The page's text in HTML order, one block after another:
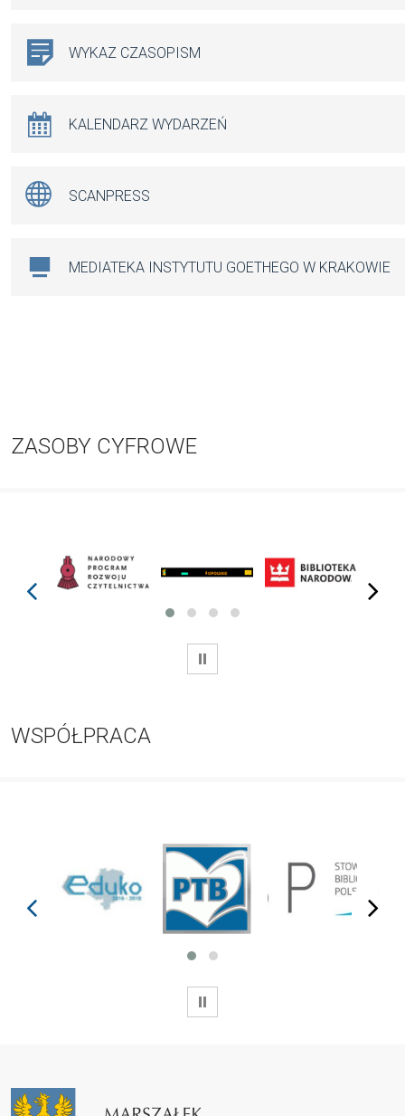
WYKAZ CZASOPISM
KALENDARZ WYDARZEŃ
SCANPRESS
MEDIATEKA INSTYTUTU GOETHEGO W KRAKOWIE
ZASOBY CYFROWE
prev next
WSTRZYMAJ
WSPÓŁPRACA
next
WSTRZYMAJ